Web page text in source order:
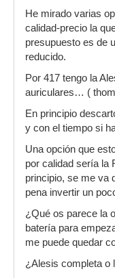
He mirado varias
calidad-precio la
presupuesto es de
reducido.
Por 417 tengo la
auriculares… (
En principio
y con el tiempo si
Una opción que
por calidad sería la
principio, se me va
pena invertir un
¿Qué os parece la
batería para
me puede quedar
¿Alesis completa o